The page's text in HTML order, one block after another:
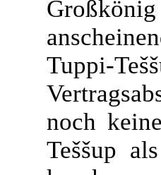
Tuppi-
noch
Teššup